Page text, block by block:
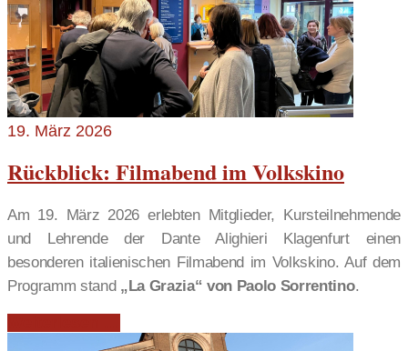
19. März 2026
Rückblick: Filmabend im Volkskino
Am 19. März 2026 erlebten Mitglieder, Kursteilnehmende
und Lehrende der Dante Alighieri Klagenfurt einen
besonderen italienischen Filmabend im Volkskino. Auf dem
Programm stand „La Grazia“ von Paolo Sorrentino.